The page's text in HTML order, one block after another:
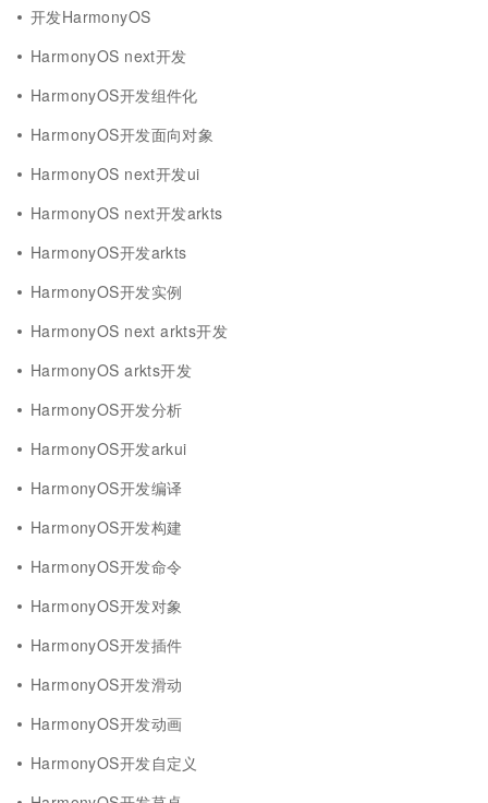
开发HarmonyOS
HarmonyOS next开发
HarmonyOS开发组件化
HarmonyOS开发面向对象
HarmonyOS next开发ui
HarmonyOS next开发arkts
HarmonyOS开发arkts
HarmonyOS开发实例
HarmonyOS next arkts开发
HarmonyOS arkts开发
HarmonyOS开发分析
HarmonyOS开发arkui
HarmonyOS开发编译
HarmonyOS开发构建
HarmonyOS开发命令
HarmonyOS开发对象
HarmonyOS开发插件
HarmonyOS开发滑动
HarmonyOS开发动画
HarmonyOS开发自定义